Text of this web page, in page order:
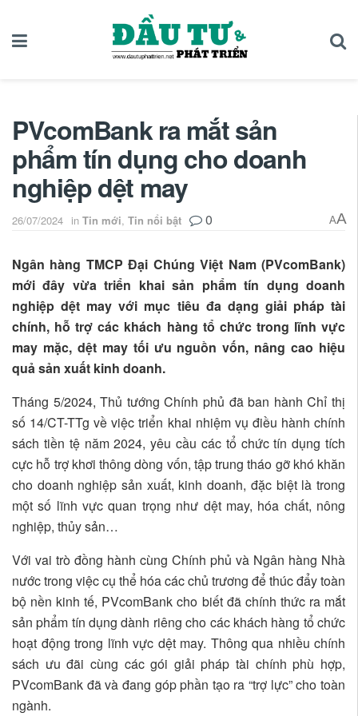
PVcomBank ra mắt sản
phẩm tín dụng cho doanh
nghiệp dệt may
26/07/2024 in Tin mới, Tin nổi bật 0 AA
Ngân hàng TMCP Đại Chúng Việt Nam (PVcomBank)
mới đây vừa triển khai sản phẩm tín dụng doanh
nghiệp dệt may với mục tiêu đa dạng giải pháp tài
chính, hỗ trợ các khách hàng tổ chức trong lĩnh vực
may mặc, dệt may tối ưu nguồn vốn, nâng cao hiệu
quả sản xuất kinh doanh.
Tháng 5/2024, Thủ tướng Chính phủ đã ban hành Chỉ thị
số 14/CT-TTg về việc triển khai nhiệm vụ điều hành chính
sách tiền tệ năm 2024, yêu cầu các tổ chức tín dụng tích
cực hỗ trợ khơi thông dòng vốn, tập trung tháo gỡ khó khăn
cho doanh nghiệp sản xuất, kinh doanh, đặc biệt là trong
một số lĩnh vực quan trọng như dệt may, hóa chất, nông
nghiệp, thủy sản…
Với vai trò đồng hành cùng Chính phủ và Ngân hàng Nhà
nước trong việc cụ thể hóa các chủ trương để thúc đẩy toàn
bộ nền kinh tế, PVcomBank cho biết đã chính thức ra mắt
sản phẩm tín dụng dành riêng cho các khách hàng tổ chức
hoạt động trong lĩnh vực dệt may. Thông qua nhiều chính
sách ưu đãi cùng các gói giải pháp tài chính phù hợp,
PVcomBank đã và đang góp phần tạo ra “trợ lực” cho toàn
ngành.